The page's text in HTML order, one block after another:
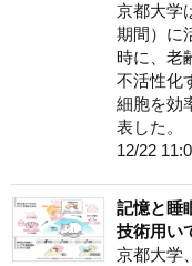
京都大学
期間）に
時に、老
不活性化
細胞を効
表した。
12/22
記憶と睡
技術用
京都大学